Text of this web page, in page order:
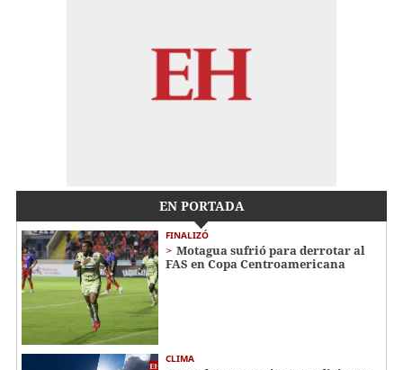
EN PORTADA
FINALIZÓ
Motagua sufrió para derrotar al
FAS en Copa Centroamericana
CLIMA